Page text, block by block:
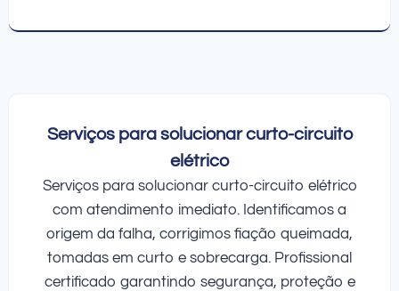
Serviços para solucionar curto-circuito
elétrico
Serviços para solucionar curto-circuito elétrico
com atendimento imediato. Identificamos a
origem da falha, corrigimos fiação queimada,
tomadas em curto e sobrecarga. Profissional
certificado garantindo segurança, proteção e